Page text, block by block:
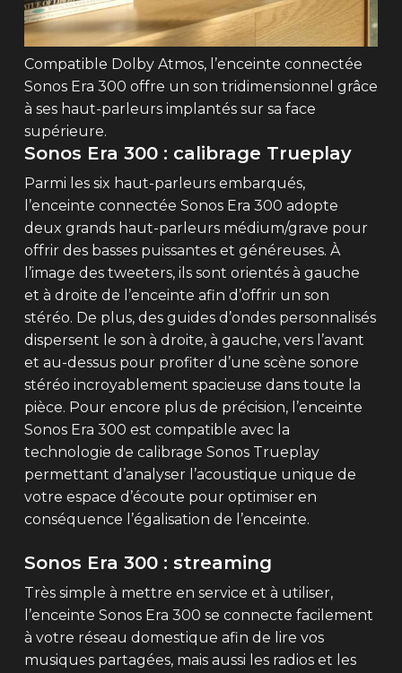
Compatible Dolby Atmos, l’enceinte connectée
Sonos Era 300 offre un son tridimensionnel grâce
à ses haut-parleurs implantés sur sa face
supérieure.
Sonos Era 300 : calibrage Trueplay
Parmi les six haut-parleurs embarqués,
l’enceinte connectée Sonos Era 300 adopte
deux grands haut-parleurs médium/grave pour
offrir des basses puissantes et généreuses. À
l’image des tweeters, ils sont orientés à gauche
et à droite de l’enceinte afin d’offrir un son
stéréo. De plus, des guides d’ondes personnalisés
dispersent le son à droite, à gauche, vers l’avant
et au-dessus pour profiter d’une scène sonore
stéréo incroyablement spacieuse dans toute la
pièce. Pour encore plus de précision, l’enceinte
Sonos Era 300 est compatible avec la
technologie de calibrage Sonos Trueplay
permettant d’analyser l’acoustique unique de
votre espace d’écoute pour optimiser en
conséquence l’égalisation de l’enceinte.
Sonos Era 300 : streaming
Très simple à mettre en service et à utiliser,
l’enceinte Sonos Era 300 se connecte facilement
à votre réseau domestique afin de lire vos
musiques partagées, mais aussi les radios et les